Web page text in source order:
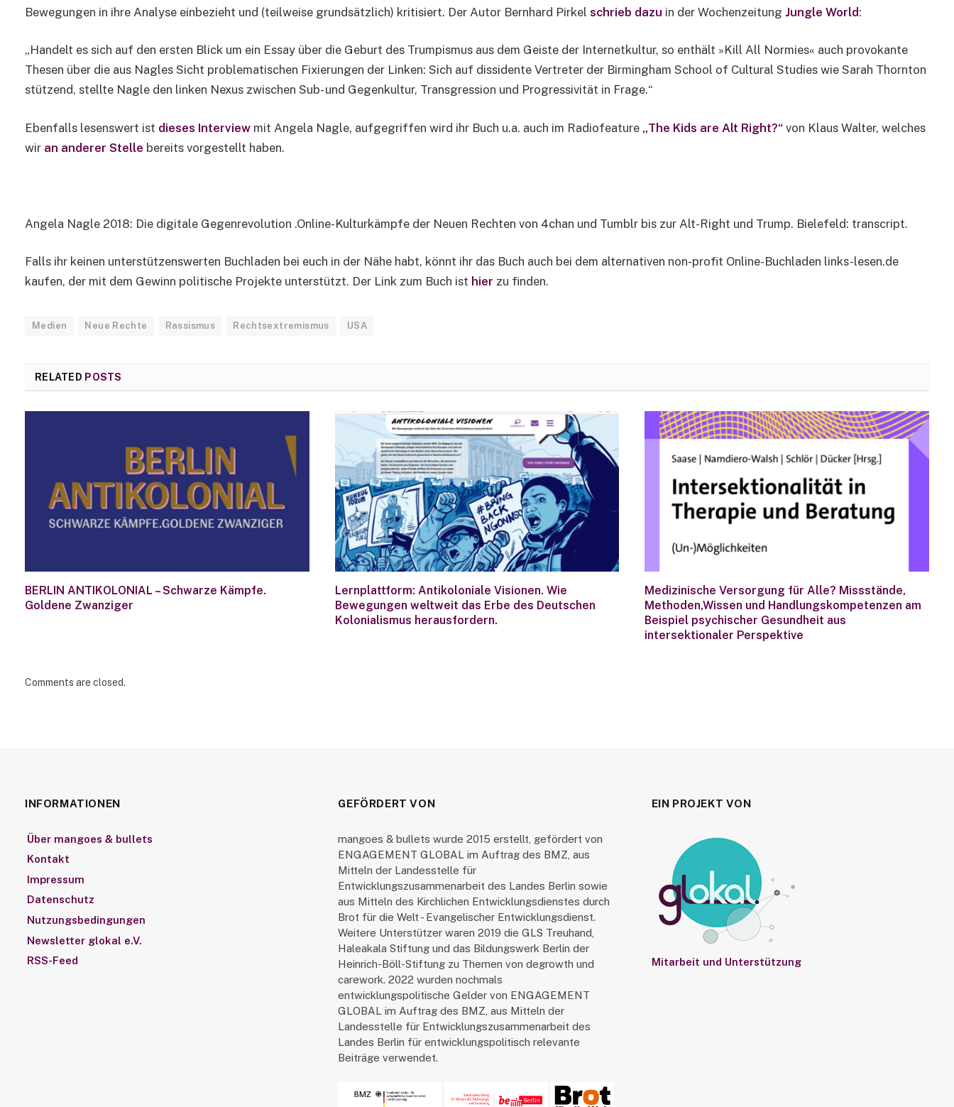
Bewegungen in ihre Analyse einbezieht und (teilweise grundsätzlich) kritisiert. Der Autor Bernhard Pirkel schrieb dazu in der Wochenzeitung Jungle World:
„Handelt es sich auf den ersten Blick um ein Essay über die Geburt des Trumpismus aus dem Geiste der Internetkultur, so enthält »Kill All Normies« auch provokante
Thesen über die aus Nagles Sicht proble­matischen Fixierungen der Linken: Sich auf dissidente Vertreter der ­Birmingham School of Cultural Studies wie Sarah Thornton
stützend, stellte Nagle den linken Nexus zwischen Sub- und Gegenkultur, Transgression und Progressivität in Frage.“
Ebenfalls lesenswert ist dieses Interview mit Angela Nagle, aufgegriffen wird ihr Buch u.a. auch im Radiofeature „The Kids are Alt Right?“ von Klaus Walter, welches
wir an anderer Stelle bereits vorgestellt haben.
Angela Nagle 2018: Die digitale Gegenrevolution .Online-Kulturkämpfe der Neuen Rechten von 4chan und Tumblr bis zur Alt-Right und Trump. Bielefeld: transcript.
Falls ihr keinen unterstützenswerten Buchladen bei euch in der Nähe habt, könnt ihr das Buch auch bei dem alternativen non-profit Online-Buchladen links-lesen.de
kaufen, der mit dem Gewinn politische Projekte unterstützt. Der Link zum Buch ist hier zu finden.
Medien Neue Rechte Rassismus Rechtsextremismus USA
RELATED POSTS
BERLIN ANTIKOLONIAL – Schwarze Kämpfe.
Goldene Zwanziger
Lernplattform: Antikoloniale Visionen. Wie
Bewegungen weltweit das Erbe des Deutschen
Kolonialismus herausfordern.
Medizinische Versorgung für Alle? Missstände,
Methoden,Wissen und Handlungskompetenzen am
Beispiel psychischer Gesundheit aus
intersektionaler Perspektive
Comments are closed.
INFORMATIONEN
Über mangoes & bullets
Kontakt
Impressum
Datenschutz
Nutzungsbedingungen
Newsletter glokal e.V.
RSS-Feed
GEFÖRDERT VON
mangoes & bullets wurde 2015 erstellt, gefördert von
ENGAGEMENT GLOBAL im Auftrag des BMZ, aus
Mitteln der Landesstelle für
Entwicklungszusammenarbeit des Landes Berlin sowie
aus Mitteln des Kirchlichen Entwicklungsdienstes durch
Brot für die Welt - Evangelischer Entwicklungsdienst.
Weitere Unterstützer waren 2019 die GLS Treuhand,
Haleakala Stiftung und das Bildungswerk Berlin der
Heinrich-Böll-Stiftung zu Themen von degrowth und
carework. 2022 wurden nochmals
entwicklungspolitische Gelder von ENGAGEMENT
GLOBAL im Auftrag des BMZ, aus Mitteln der
Landesstelle für Entwicklungszusammenarbeit des
Landes Berlin für entwicklungspolitisch relevante
Beiträge verwendet.
EIN PROJEKT VON
Mitarbeit und Unterstützung